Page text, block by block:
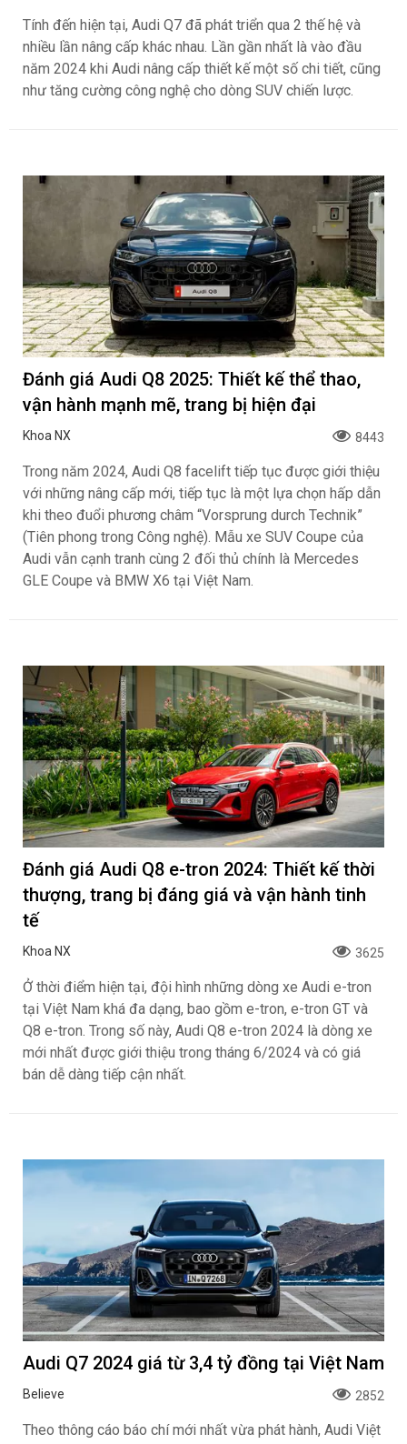
Tính đến hiện tại, Audi Q7 đã phát triển qua 2 thế hệ và
nhiều lần nâng cấp khác nhau. Lần gần nhất là vào đầu
năm 2024 khi Audi nâng cấp thiết kế một số chi tiết, cũng
như tăng cường công nghệ cho dòng SUV chiến lược.
Đánh giá Audi Q8 2025: Thiết kế thể thao,
vận hành mạnh mẽ, trang bị hiện đại
Khoa NX 8443
Trong năm 2024, Audi Q8 facelift tiếp tục được giới thiệu
với những nâng cấp mới, tiếp tục là một lựa chọn hấp dẫn
khi theo đuổi phương châm “Vorsprung durch Technik”
(Tiên phong trong Công nghệ). Mẫu xe SUV Coupe của
Audi vẫn cạnh tranh cùng 2 đối thủ chính là Mercedes
GLE Coupe và BMW X6 tại Việt Nam.
Đánh giá Audi Q8 e-tron 2024: Thiết kế thời
thượng, trang bị đáng giá và vận hành tinh
tế
Khoa NX 3625
Ở thời điểm hiện tại, đội hình những dòng xe Audi e-tron
tại Việt Nam khá đa dạng, bao gồm e-tron, e-tron GT và
Q8 e-tron. Trong số này, Audi Q8 e-tron 2024 là dòng xe
mới nhất được giới thiệu trong tháng 6/2024 và có giá
bán dễ dàng tiếp cận nhất.
Audi Q7 2024 giá từ 3,4 tỷ đồng tại Việt Nam
Believe 2852
Theo thông cáo báo chí mới nhất vừa phát hành, Audi Việt